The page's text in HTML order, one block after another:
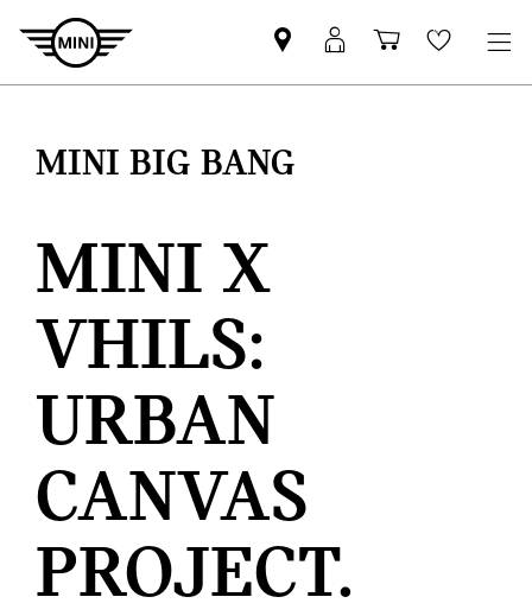
Pesquisar
parceiro
Iniciar
sessão
Carrinho
de
Wishlist
MINI BIG BANG
MINI X
VHILS:
URBAN
CANVAS
PROJECT.